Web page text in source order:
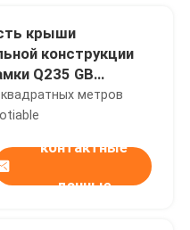
крыши
конструкции
Q235 GB
портальная
квадратных метров
контактные
данные